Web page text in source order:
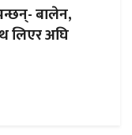
बालेन,
लिएर अघि